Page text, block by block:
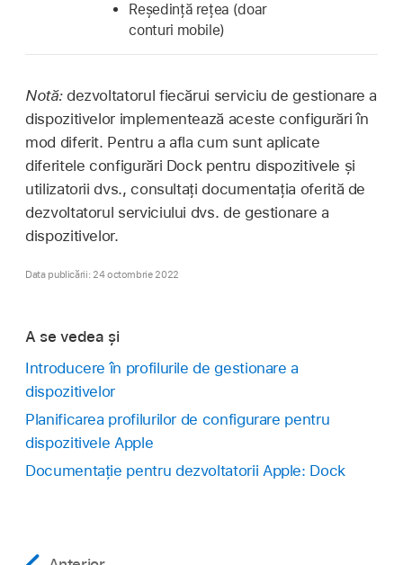
Reședință rețea (doar
conturi mobile)
Notă: dezvoltatorul fiecărui serviciu de gestionare a
dispozitivelor implementează aceste configurări în
mod diferit. Pentru a afla cum sunt aplicate
diferitele configurări Dock pentru dispozitivele și
utilizatorii dvs., consultați documentația oferită de
dezvoltatorul serviciului dvs. de gestionare a
dispozitivelor.
Data publicării: 24 octombrie 2022
A se vedea și
Introducere în profilurile de gestionare a
dispozitivelor
Planificarea profilurilor de configurare pentru
dispozitivele Apple
Documentație pentru dezvoltatorii Apple: Dock